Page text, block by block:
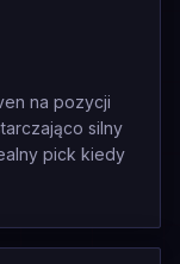
na pozycji
silny
pick kiedy